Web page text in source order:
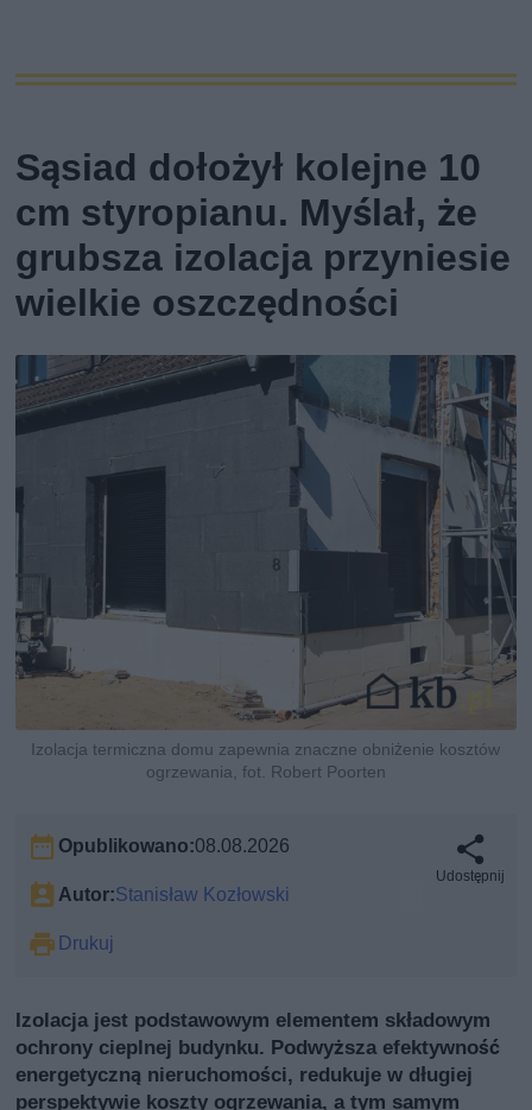
Sąsiad dołożył kolejne 10
cm styropianu. Myślał, że
grubsza izolacja przyniesie
wielkie oszczędności
Izolacja termiczna domu zapewnia znaczne obniżenie kosztów
ogrzewania, fot. Robert Poorten
Opublikowano:08.08.2026
Autor:Stanisław Kozłowski
Drukuj
Udostępnij
Izolacja jest podstawowym elementem składowym
ochrony cieplnej budynku. Podwyższa efektywność
energetyczną nieruchomości, redukuje w długiej
perspektywie koszty ogrzewania, a tym samym